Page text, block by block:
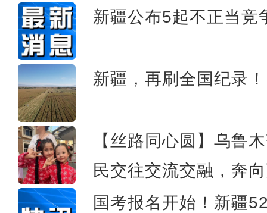
新疆公布5起不正当竞
新疆，再刷全国纪录！
【丝路同心圆】乌鲁
民交往交流交融，奔
国考报名开始！新疆